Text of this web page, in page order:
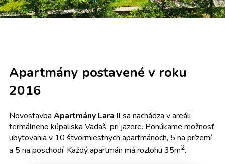
Apartmány postavené v roku
2016
Novostavba Apartmány Lara II sa nachádza v areáli
termálneho kúpaliska Vadaš, pri jazere. Ponúkame možnosť
ubytovania v 10 štvormiestnych apartmánoch, 5 na prízemí
a 5 na poschodí. Každý apartmán má rozlohu 35m2.